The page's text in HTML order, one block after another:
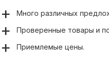
Много различных
Проверенные товары и
Приемлемые цены.